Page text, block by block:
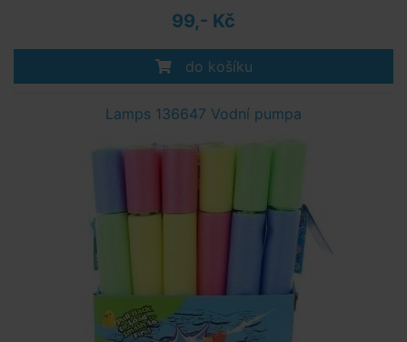
99,- Kč
do košíku
Lamps 136647 Vodní pumpa